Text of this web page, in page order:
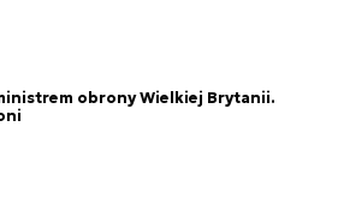
obrony Wielkiej Brytanii.